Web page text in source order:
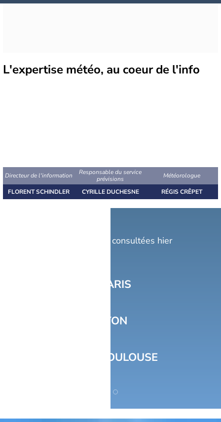
L'expertise météo, au coeur de l'info
Directeur de l'information
FLORENT SCHINDLER
Responsable du service
prévisions
CYRILLE DUCHESNE
Météorologue
RÉGIS CRÊPET
Prévisions Météo les plus consultées hier
PARIS
LYON
TOULOUSE